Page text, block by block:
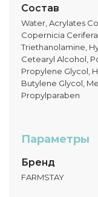
Состав
Water, Acrylates
Copernicia
Triethanolamine,
Cetearyl Alcohol,
Propylene Glycol,
Butylene Glycol,
Propylparaben
Параметры
Бренд
FARMSTAY